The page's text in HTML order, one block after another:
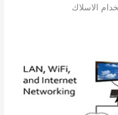
الاسلاك